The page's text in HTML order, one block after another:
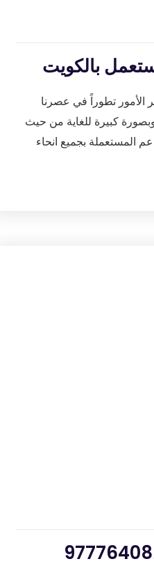
الأمور تطوراً في عصرنا
كبيرة للغاية من حيث
المستعملة بجميع انحاء